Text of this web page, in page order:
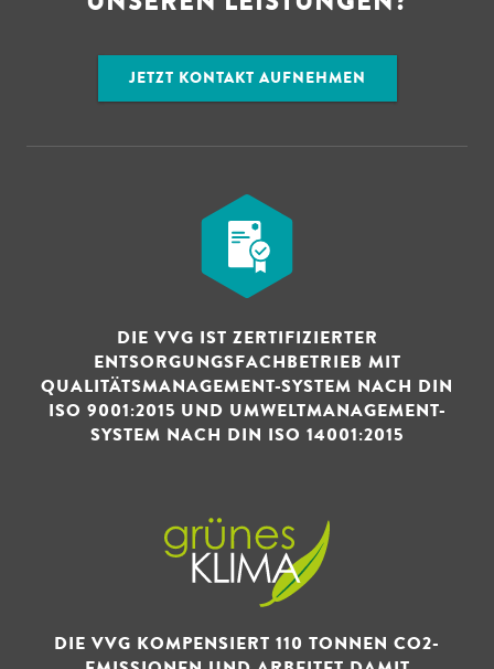
JETZT KONTAKT AUFNEHMEN
DIE VVG IST ZERTIFIZIERTER
ENTSORGUNGSFACHBETRIEB MIT
QUALITÄTSMANAGEMENT-SYSTEM NACH DIN
ISO 9001:2015 UND UMWELTMANAGEMENT-
SYSTEM NACH DIN ISO 14001:2015
DIE VVG KOMPENSIERT 110 TONNEN CO2-